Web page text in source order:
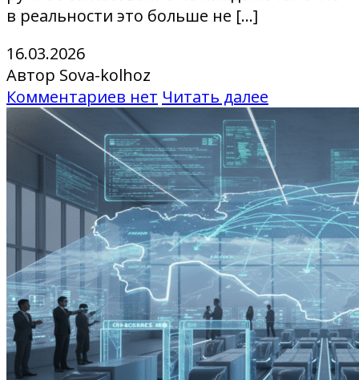
в реальности это больше не […]
16.03.2026
Автор Sova-kolhoz
Комментариев нет Читать далее